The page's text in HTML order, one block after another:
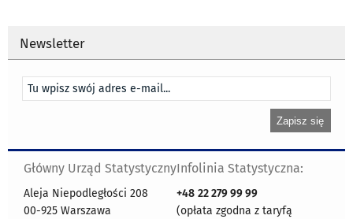
Newsletter
Główny Urząd Statystyczny
Aleja Niepodległości 208
00-925 Warszawa
Infolinia Statystyczna:
+48 22 279 99 99
(opłata zgodna z taryfą